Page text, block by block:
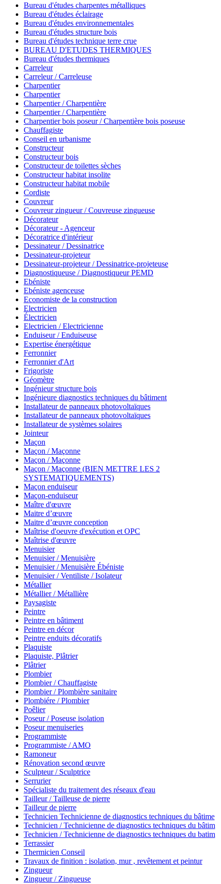
Bureau d'études charpentes métalliques
Bureau d'études éclairage
Bureau d'études environnementales
Bureau d'études structure bois
Bureau d'études technique terre crue
BUREAU D'ETUDES THERMIQUES
Bureau d'études thermiques
Carreleur
Carreleur / Carreleuse
Charpentier
Charpentier
Charpentier / Charpentière
Charpentier / Charpentière
Charpentier bois poseur / Charpentière bois poseuse
Chauffagiste
Conseil en urbanisme
Constructeur
Constructeur bois
Constructeur de toilettes sèches
Constructeur habitat insolite
Constructeur habitat mobile
Cordiste
Couvreur
Couvreur zingueur / Couvreuse zingueuse
Décorateur
Décorateur - Agenceur
Décoratrice d'intérieur
Dessinateur / Dessinatrice
Dessinateur-projeteur
Dessinateur-projeteur / Dessinatrice-projeteuse
Diagnostiqueuse / Diagnostiqueur PEMD
Ebéniste
Ebéniste agenceuse
Economiste de la construction
Electricien
Électricien
Electricien / Electricienne
Enduiseur / Enduiseuse
Expertise énergétique
Ferronnier
Ferronnier d'Art
Frigoriste
Géomètre
Ingénieur structure bois
Ingénieure diagnostics techniques du bâtiment
Installateur de panneaux photovoltaïques
Installateur de panneaux photovoltaïques
Installateur de systèmes solaires
Jointeur
Maçon
Maçon / Maçonne
Maçon / Maçonne
Maçon / Maçonne (BIEN METTRE LES 2
SYSTEMATIQUEMENTS)
Maçon enduiseur
Maçon-enduiseur
Maître d'œuvre
Maitre d’œuvre
Maitre d’œuvre conception
Maîtrise d'oeuvre d'exécution et OPC
Maîtrise d'œuvre
Menuisier
Menuisier / Menuisière
Menuisier / Menuisière Ébéniste
Menuisier / Ventiliste / Isolateur
Métallier
Métallier / Métallière
Paysagiste
Peintre
Peintre en bâtiment
Peintre en décor
Peintre enduits décoratifs
Plaquiste
Plaquiste, Plâtrier
Plâtrier
Plombier
Plombier / Chauffagiste
Plombier / Plombière sanitaire
Plombiére / Plombier
Poêlier
Poseur / Poseuse isolation
Poseur menuiseries
Programmiste
Programmiste / AMO
Ramoneur
Rénovation second œuvre
Sculpteur / Sculptrice
Serrurier
Spécialiste du traitement des réseaux d'eau
Tailleur / Tailleuse de pierre
Tailleur de pierre
Technicien Technicienne de diagnostics techniques du bâtime
Technicien / Technicienne de diagnostics techniques du bâtim
Technicien / Technicienne de diagnostics techniques du batim
Terrassier
Thermicien Conseil
Travaux de finition : isolation, mur , revêtement et peintur
Zingueur
Zingueur / Zingueuse